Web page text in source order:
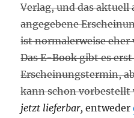
Verlag, und das
angegebene
ist normalerweise
Das E-Book gibt es
Erscheinungstermin,
kann schon vorbestellt
jetzt lieferbar, entweder